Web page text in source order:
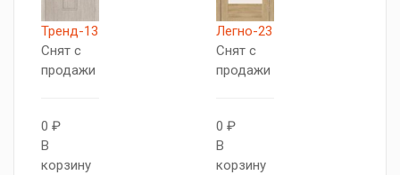
Тренд-13
Снят с
продажи
0 ₽
В
корзину
Легно-23
Снят с
продажи
0 ₽
В
корзину